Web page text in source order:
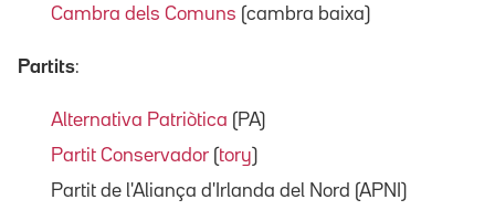
Cambra dels Comuns (cambra baixa)
Partits:
Alternativa Patriòtica (PA)
Partit Conservador ( tory)
Partit de l'Aliança d'Irlanda del Nord (APNI)